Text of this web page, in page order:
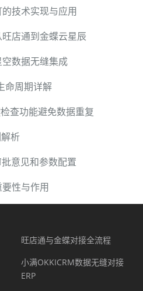
技术实现与应用
店通到金蝶云星辰
数据无缝集成
命周期详解
查功能避免数据重复
析
意见和参数配置
性与作用
旺店通与金蝶对接全流程
小满OKKICRM数据无缝对接
ERP